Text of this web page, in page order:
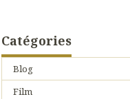
Catégories
Blog
Film